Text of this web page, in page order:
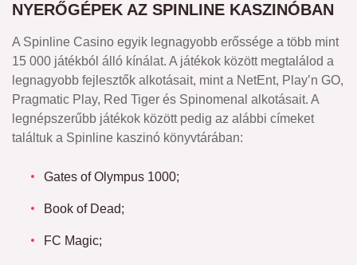
NYERŐGÉPEK AZ SPINLINE KASZINÓBAN
A Spinline Casino egyik legnagyobb erőssége a több mint
15 000 játékból álló kínálat. A játékok között megtalálod a
legnagyobb fejlesztők alkotásait, mint a NetEnt, Play’n GO,
Pragmatic Play, Red Tiger és Spinomenal alkotásait. A
legnépszerűbb játékok között pedig az alábbi címeket
találtuk a Spinline kaszinó könyvtárában:
Gates of Olympus 1000;
Book of Dead;
FC Magic;